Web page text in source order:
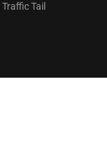
Traffic Tail